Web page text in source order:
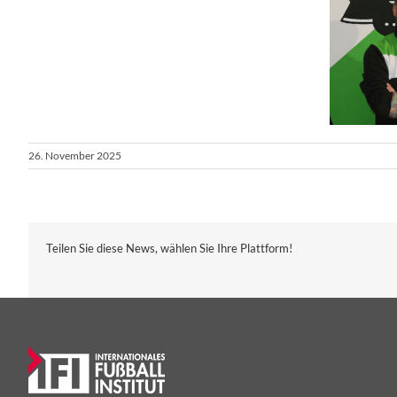
26. November 2025
Teilen Sie diese News, wählen Sie Ihre Plattform!